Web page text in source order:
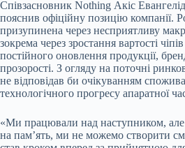
Співзасновник Nothing Акіс
пояснив офіційну позицію компанії.
призупинена через несприятливу
зокрема через зростання вартості
постійного оновлення продукції,
прозорості. З огляду на поточні
не відповідав би очікуванням
технологічного прогресу апаратної
«Ми працювали над наступником,
на пам’ять, ми не можемо створити